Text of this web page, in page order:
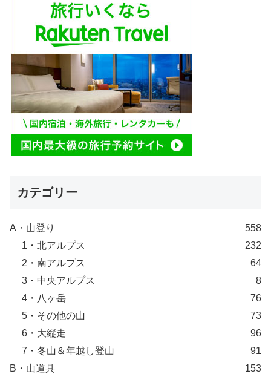
カテゴリー
A・山登り
558
1・北アルプス
232
2・南アルプス
64
3・中央アルプス
8
4・八ヶ岳
76
5・その他の山
73
6・大縦走
96
7・冬山＆年越し登山
91
B・山道具
153